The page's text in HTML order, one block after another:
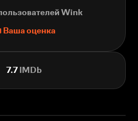
Wink
Ваша оценка
7.7 IMDb